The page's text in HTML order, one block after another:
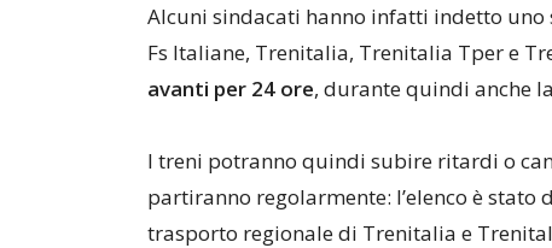
Alcuni sindacati hanno infatti indetto uno
Fs Italiane, Trenitalia, Trenitalia Tper e
avanti per 24 ore, durante quindi anche
I treni potranno quindi subire ritardi o
partiranno regolarmente: l’elenco è
trasporto regionale di Trenitalia e